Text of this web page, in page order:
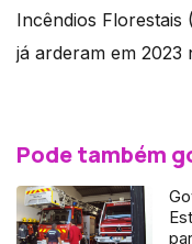
Incêndios Florestais
já arderam em 2023
Pode também